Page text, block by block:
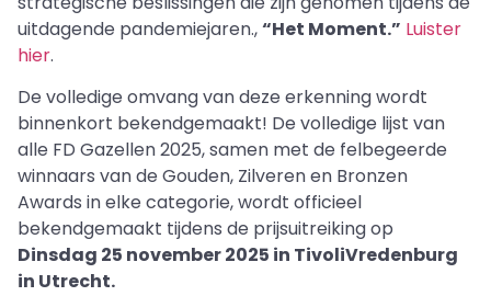
uitdagende pandemiejaren.,“Het Moment.” Luister
hier.
De volledige omvang van deze erkenning wordt
binnenkort bekendgemaakt! De volledige lijst van
alle FD Gazellen 2025, samen met de felbegeerde
winnaars van de Gouden, Zilveren en Bronzen
Awards in elke categorie, wordt officieel
bekendgemaakt tijdens de prijsuitreiking op
Dinsdag 25 november 2025 in TivoliVredenburg
in Utrecht.